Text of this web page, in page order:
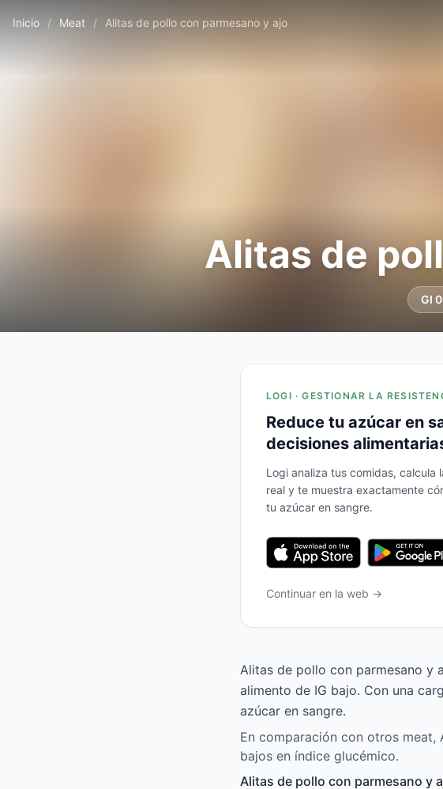
Inicio / Meat / Alitas de pollo con parmesano y ajo
Alitas de
GI 0
LOGI · GESTIONAR LA
Reduce tu azúcar en
decisiones
Logi analiza tus comidas, calcula
real y te muestra exactamente
tu azúcar en sangre.
Continuar en la web →
Alitas de pollo con parmesano y
alimento de IG bajo. Con una
azúcar en sangre.
En comparación con otros
bajos en índice glucémico.
Alitas de pollo con parmesano y